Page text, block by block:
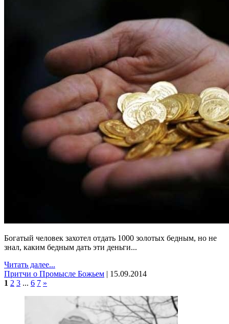
Богатый человек захотел отдать 1000 золотых бедным, но не
знал, каким бедным дать эти деньги...
Читать далее...
Притчи о Промысле Божьем | 15.09.2014
1 2 3 ... 6 7 »